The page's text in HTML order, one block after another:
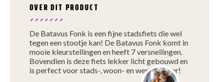
OVER DIT PRODUCT
De Batavus Fonk is een fijne stadsfiets die wel
tegen een stootje kan! De Batavus Fonk komt in
mooie kleurstellingen en heeft 7 versnellingen.
Bovendien is deze fiets lekker licht gebouwd en
is perfect voor stads-, woon- en werkverkeer!